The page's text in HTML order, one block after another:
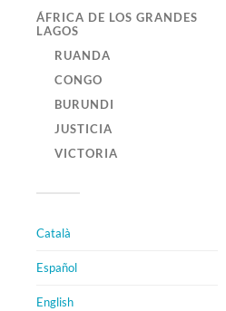
ÁFRICA DE LOS GRANDES
LAGOS
RUANDA
CONGO
BURUNDI
JUSTICIA
VICTORIA
Català
Español
English